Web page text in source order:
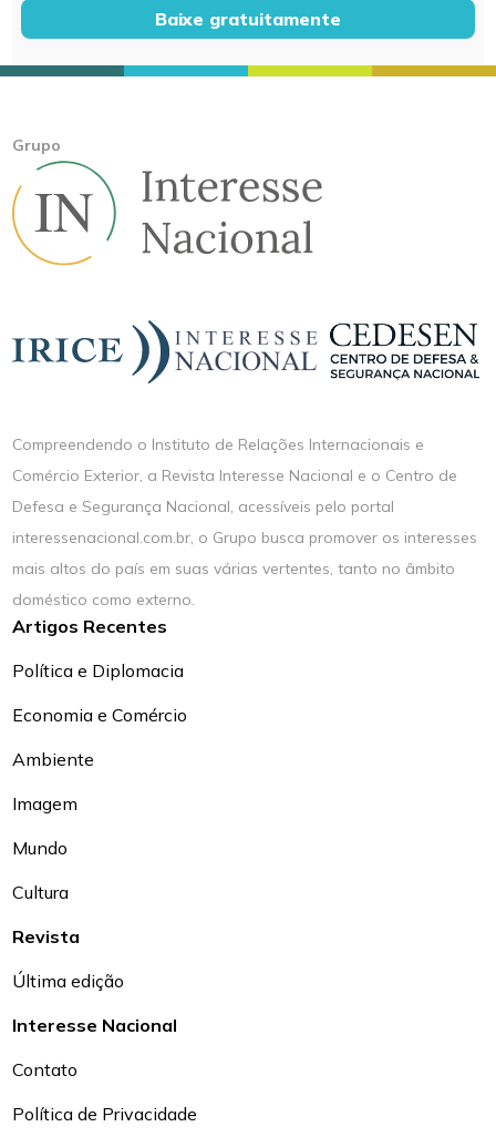
Baixe gratuitamente
Grupo
Compreendendo o Instituto de Relações Internacionais e
Comércio Exterior, a Revista Interesse Nacional e o Centro de
Defesa e Segurança Nacional, acessíveis pelo portal
interessenacional.com.br, o Grupo busca promover os interesses
mais altos do país em suas várias vertentes, tanto no âmbito
doméstico como externo.
Artigos Recentes
Política e Diplomacia
Economia e Comércio
Ambiente
Imagem
Mundo
Cultura
Revista
Última edição
Interesse Nacional
Contato
Política de Privacidade